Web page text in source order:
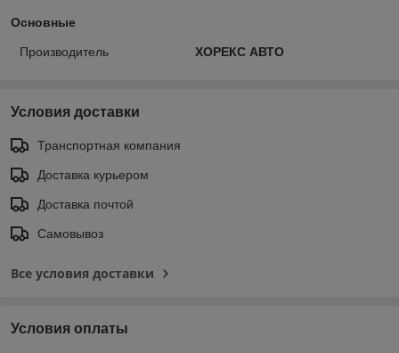
Основные
Производитель ХОРЕКС АВТО
Условия доставки
Транспортная компания
Доставка курьером
Доставка почтой
Самовывоз
Все условия доставки
Условия оплаты